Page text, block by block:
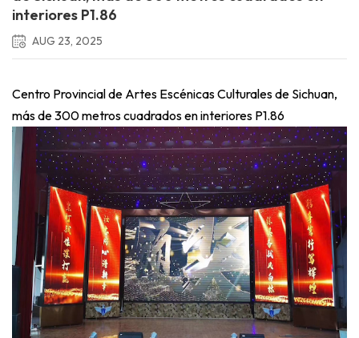
interiores P1.86
AUG 23, 2025
Centro Provincial de Artes Escénicas Culturales de Sichuan,
más de 300 metros cuadrados en interiores P1.86